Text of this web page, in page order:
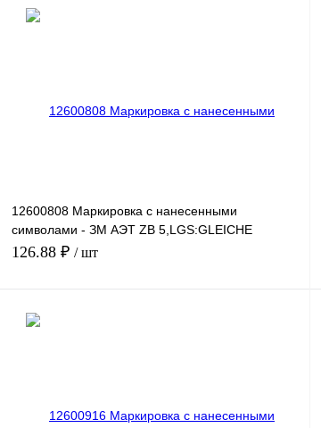
12600808 Маркировка с нанесенными
символами - ЗМ АЭТ ZB 5,LGS:GLEICHE
ZAHLEN 61
126.88 ₽ / шт